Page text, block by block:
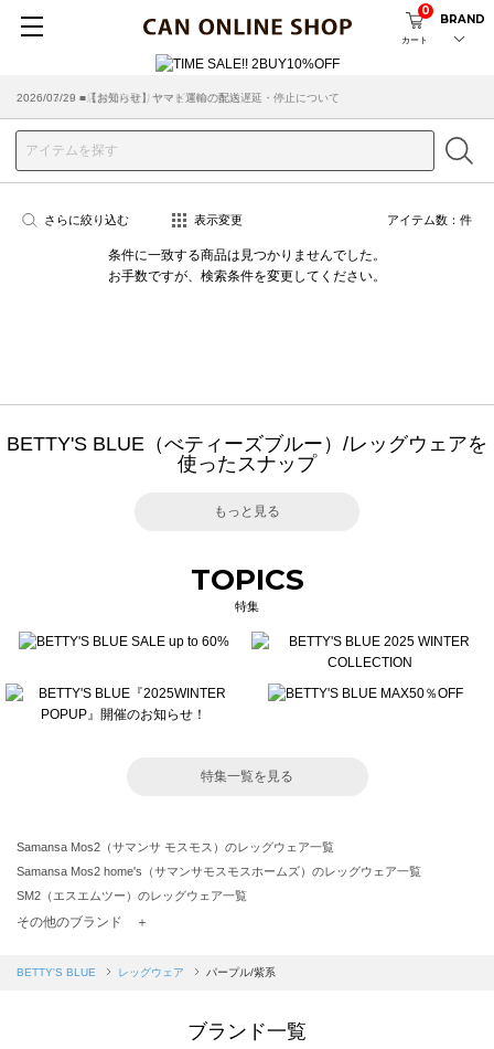
カート
0
BRAND
2026/07/29 ■【お知らせ】ヤマト運輸の配送遅延・停止について
2026/03/18 ■店舗受け取りサービスのご案内
さらに絞り込む 表示変更 アイテム数： 件
条件に一致する商品は見つかりませんでした。
お手数ですが、検索条件を変更してください。
BETTY'S BLUE（べティーズブルー）/レッグウェアを
使ったスナップ
もっと見る
TOPICS
特集
特集一覧を見る
Samansa Mos2（サマンサ モスモス）のレッグウェア一覧
Samansa Mos2 home's（サマンサモスモスホームズ）のレッグウェア一覧
SM2（エスエムツー）のレッグウェア一覧
TSUHARU by Samansa Mos2（ツハルバイサマンサモスモス）のレッグウェア一覧
Samansa Mos2 blue（サマンサモスモス ブルー）のレッグウェア一覧
sō4ū（ソウフォーユー）のレッグウェア一覧
その他のブランド ＋
BETTY'S BLUE レッグウェア パープル/紫系
ブランド一覧